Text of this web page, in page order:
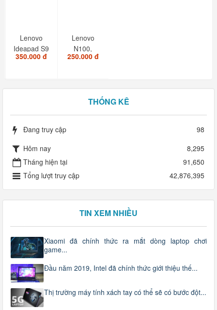
Lenovo
Ideapad S9
S10. PN :
350.000 đ
Lenovo
N100,
N200,
Y410,...
250.000 đ
THỐNG KÊ
Đang truy cập
98
Hôm nay
8,295
Tháng hiện tại
91,650
Tổng lượt truy cập
42,876,395
TIN XEM NHIỀU
Xiaomi đã chính thức ra mắt dòng laptop chơi
game...
Đầu năm 2019, Intel đã chính thức giới thiệu thế...
Thị trường máy tính xách tay có thể sẽ có bước đột...